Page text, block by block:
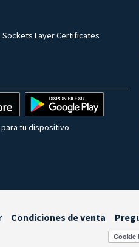
Sockets Layer Certificates
tu dispositivo
Condiciones de venta